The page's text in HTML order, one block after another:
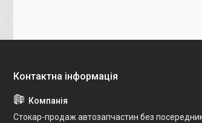
Стокар-продаж автозапчастин без